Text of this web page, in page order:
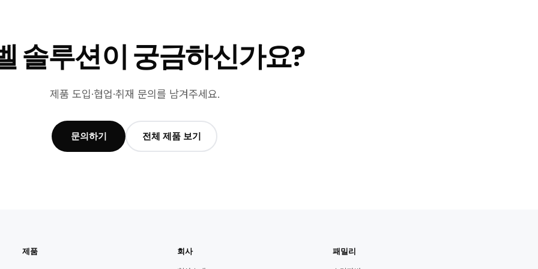
솔루션이 궁금하신가요?
제품 도입·협업·취재 문의를 남겨주세요.
문의하기 전체 제품 보기
제품 회사 패밀리